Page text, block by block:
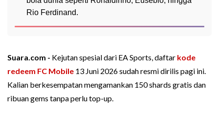
Rio Ferdinand.
Suara.com - Kejutan spesial dari EA Sports, daftar kode
redeem FC Mobile 13 Juni 2026 sudah resmi dirilis pagi ini.
Kalian berkesempatan mengamankan 150 shards gratis dan
ribuan gems tanpa perlu top-up.